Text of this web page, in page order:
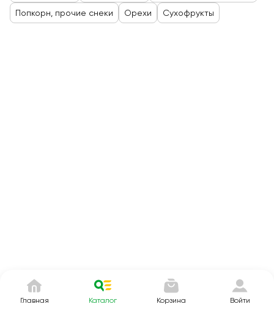
Попкорн, прочие снеки Орехи Сухофрукты
Главная Каталог Корзина Войти